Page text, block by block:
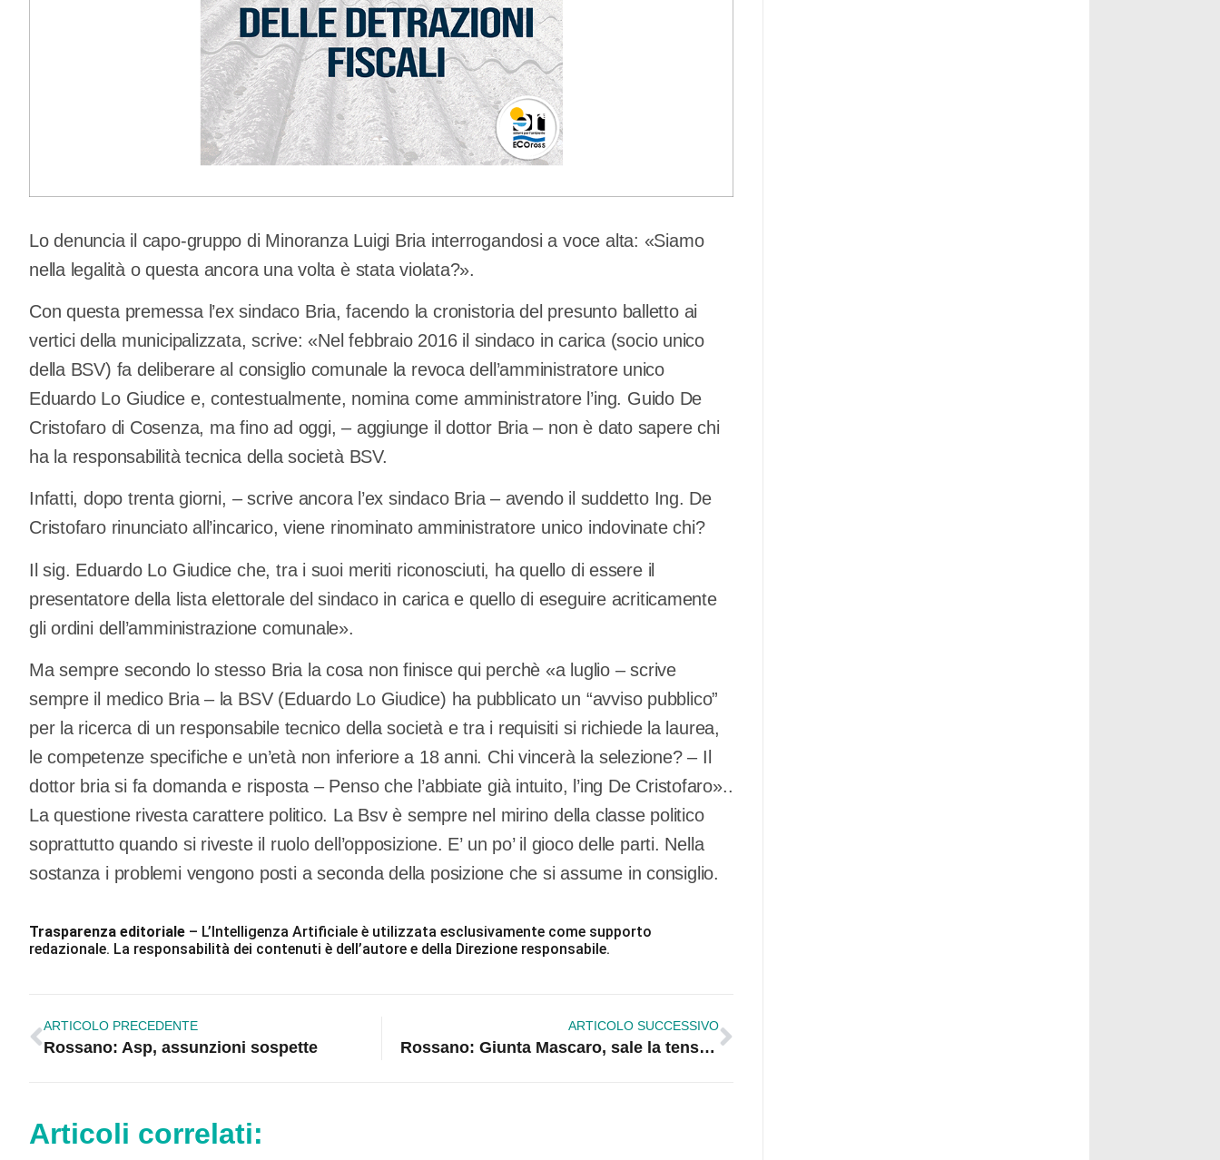
Lo denuncia il capo-gruppo di Minoranza Luigi Bria interrogandosi a voce alta: «Siamo
nella legalità o questa ancora una volta è stata violata?».
Con questa premessa l’ex sindaco Bria, facendo la cronistoria del presunto balletto ai
vertici della municipalizzata, scrive: «Nel febbraio 2016 il sindaco in carica (socio unico
della BSV) fa deliberare al consiglio comunale la revoca dell’amministratore unico
Eduardo Lo Giudice e, contestualmente, nomina come amministratore l’ing. Guido De
Cristofaro di Cosenza, ma fino ad oggi, – aggiunge il dottor Bria – non è dato sapere chi
ha la responsabilità tecnica della società BSV.
Infatti, dopo trenta giorni, – scrive ancora l’ex sindaco Bria – avendo il suddetto Ing. De
Cristofaro rinunciato all’incarico, viene rinominato amministratore unico indovinate chi?
Il sig. Eduardo Lo Giudice che, tra i suoi meriti riconosciuti, ha quello di essere il
presentatore della lista elettorale del sindaco in carica e quello di eseguire acriticamente
gli ordini dell’amministrazione comunale».
Ma sempre secondo lo stesso Bria la cosa non finisce qui perchè «a luglio – scrive
sempre il medico Bria – la BSV (Eduardo Lo Giudice) ha pubblicato un “avviso pubblico”
per la ricerca di un responsabile tecnico della società e tra i requisiti si richiede la laurea,
le competenze specifiche e un’età non inferiore a 18 anni. Chi vincerà la selezione? – Il
dottor bria si fa domanda e risposta – Penso che l’abbiate già intuito, l’ing De Cristofaro»..
La questione rivesta carattere politico. La Bsv è sempre nel mirino della classe politico
soprattutto quando si riveste il ruolo dell’opposizione. E’ un po’ il gioco delle parti. Nella
sostanza i problemi vengono posti a seconda della posizione che si assume in consiglio.
Trasparenza editoriale – L’Intelligenza Artificiale è utilizzata esclusivamente come supporto
redazionale. La responsabilità dei contenuti è dell’autore e della Direzione responsabile.
ARTICOLO PRECEDENTE
Rossano: Asp, assunzioni sospette
ARTICOLO SUCCESSIVO
Rossano: Giunta Mascaro, sale la tensione
Articoli correlati: